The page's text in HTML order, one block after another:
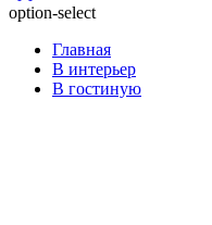
option-select
Главная
В интерьер
В гостиную